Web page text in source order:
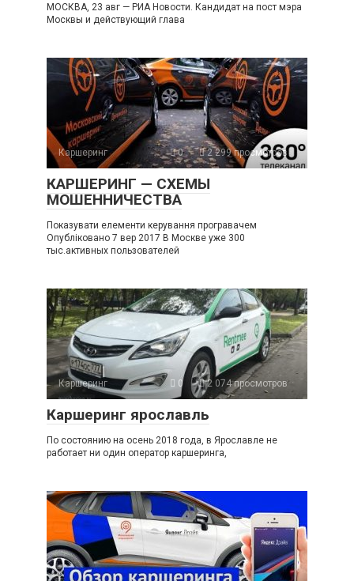
МОСКВА, 23 авг — РИА Новости. Кандидат на пост мэра
Москвы и действующий глава
Каршеринг 0 2 299 просмотров
КАРШЕРИНГ — СХЕМЫ
МОШЕННИЧЕСТВА
Показувати елементи керування програвачем
Опубліковано 7 вер 2017 В Москве уже 300
тыс.активных пользователей
Каршеринг 0 2 074 просмотров
Каршеринг ярославль
По состоянию на осень 2018 года, в Ярославле не
работает ни один оператор каршеринга,